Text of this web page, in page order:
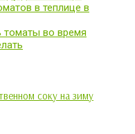
в теплице в
томаты во время
соку на зиму